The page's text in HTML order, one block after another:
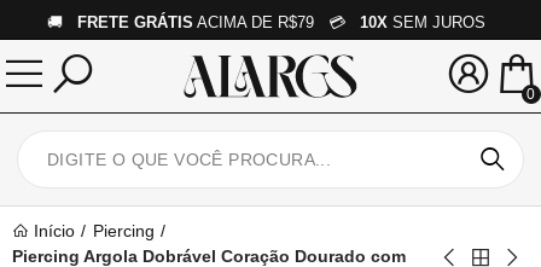
🚚 FRETE GRÁTIS ACIMA DE R$79 💳 10X SEM JUROS
0
Início
Piercing
Piercing Argola Dobrável Coração Dourado com